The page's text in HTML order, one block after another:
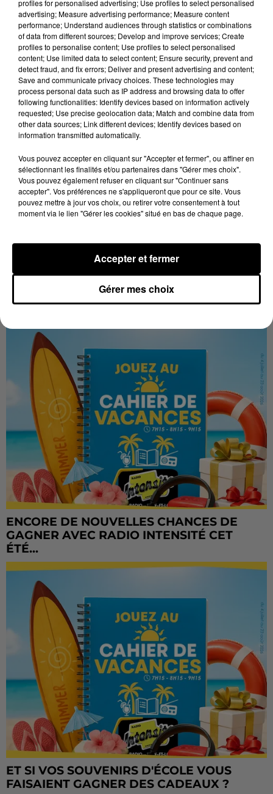
Stars'Terre, organisée du 18 au 20 septembre 2026 au
Château de Courtalain, Philippe Palmieri, président...
LES JEUX Voir plus
LES VACANCES PASSENT VITE... LES
CADEAUX AUSSI SUR INTENSITÉ !...
ENCORE DE NOUVELLES CHANCES DE
GAGNER AVEC RADIO INTENSITÉ CET
ÉTÉ...
ET SI VOS SOUVENIRS D'ÉCOLE VOUS
FAISAIENT GAGNER DES CADEAUX ?
profiles for personalised advertising; Use profiles to select personalised
advertising; Measure advertising performance; Measure content
performance; Understand audiences through statistics or combinations
of data from different sources; Develop and improve services; Create
profiles to personalise content; Use profiles to select personalised
content; Use limited data to select content; Ensure security, prevent and
detect fraud, and fix errors; Deliver and present advertising and content;
Save and communicate privacy choices. These technologies may
process personal data such as IP address and browsing data to offer
following functionalities: Identify devices based on information actively
requested; Use precise geolocation data; Match and combine data from
other data sources; Link different devices; Identify devices based on
information transmitted automatically.
Vous pouvez accepter en cliquant sur "Accepter et fermer", ou affiner en
sélectionnant les finalités et/ou partenaires dans "Gérer mes choix".
Vous pouvez également refuser en cliquant sur "Continuer sans
accepter". Vos préférences ne s'appliqueront que pour ce site. Vous
pouvez mettre à jour vos choix, ou retirer votre consentement à tout
moment via le lien "Gérer les cookies" situé en bas de chaque page.
Gérer mes choix
Accepter et fermer